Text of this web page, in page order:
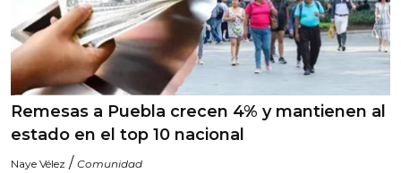
Remesas a Puebla crecen 4% y mantienen al
estado en el top 10 nacional
Naye Vélez / Comunidad